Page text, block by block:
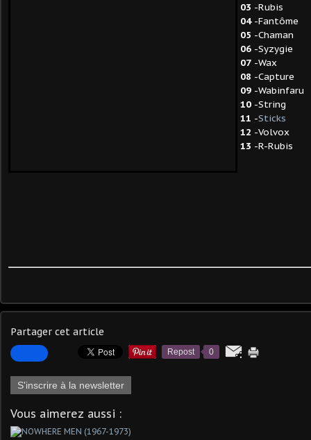
03 -Rubis
04-Fantôme
05 -Chaman
06 -Syzygie
07 -Wax
08 -Capture
09 -Wabinfaru
10 -String
11 -Sticks
12 -Volvox
13 -R-Rubis
Partager cet article
Repost 0
S'inscrire à la newsletter
Vous aimerez aussi :